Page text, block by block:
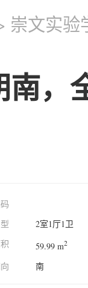
崇文实验
，
2室1厅1卫
59.99 m2
南